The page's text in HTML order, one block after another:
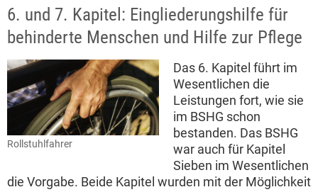
6. und 7. Kapitel: Eingliederungshilfe für
behinderte Menschen und Hilfe zur Pflege
Rollstuhlfahrer
Das 6. Kapitel führt im
Wesentlichen die
Leistungen fort, wie sie
im BSHG schon
bestanden. Das BSHG
war auch für Kapitel
Sieben im Wesentlichen
die Vorgabe. Beide Kapitel wurden mit der Möglichkeit